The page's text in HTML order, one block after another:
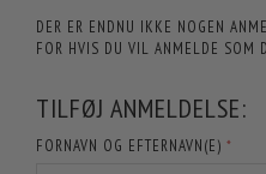
DER ER ENDNU IKKE NOGEN
FOR HVIS DU VIL ANMELDE SOM
TILFØJ ANMELDELSE:
FORNAVN OG EFTERNAVN(E)